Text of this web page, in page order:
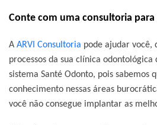
Conte com uma consultoria
A ARVI Consultoria pode ajudar você,
processos da sua clínica
sistema Santé Odonto, pois sabemos
conhecimento nessas áreas
você não consegue implantar as